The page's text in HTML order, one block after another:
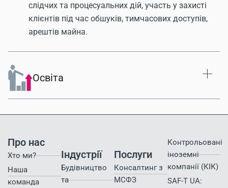
слідчих та процесуальних дій, участь у захисті
клієнтів під час обшуків, тимчасових доступів,
арештів майна.
Освіта
Про нас
Хто ми?
Наша
команда
Індустрії
Будівництво
та
Послуги
Консалтинг з
МСФЗ
Контрольовані
іноземні
компанії (КІК)
SAF-T UA: